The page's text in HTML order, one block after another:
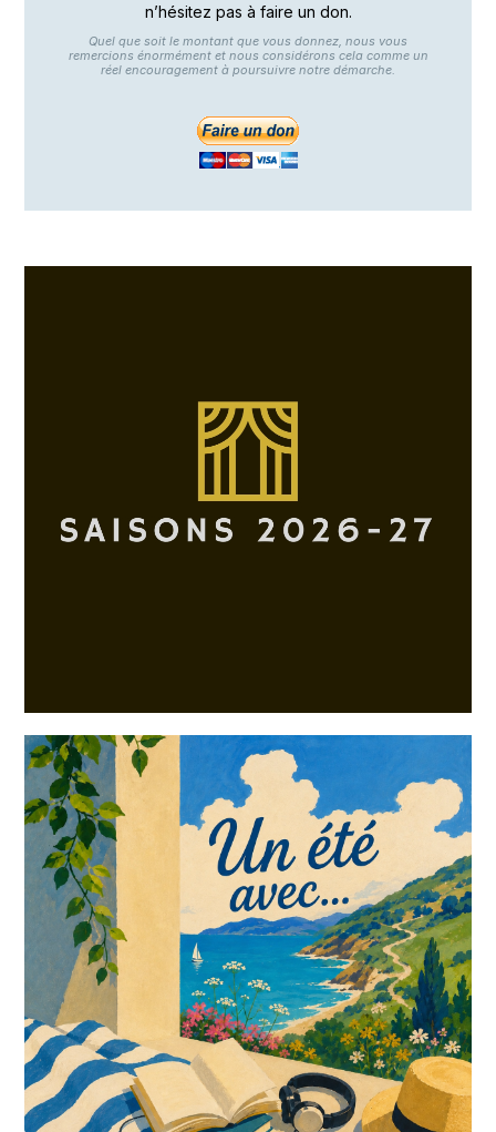
n’hésitez pas à faire un don.
Quel que soit le montant que vous donnez, nous vous
remercions énormément et nous considérons cela comme un
réel encouragement à poursuivre notre démarche.